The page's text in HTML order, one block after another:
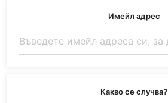
Имейл адрес
Какво се случва?